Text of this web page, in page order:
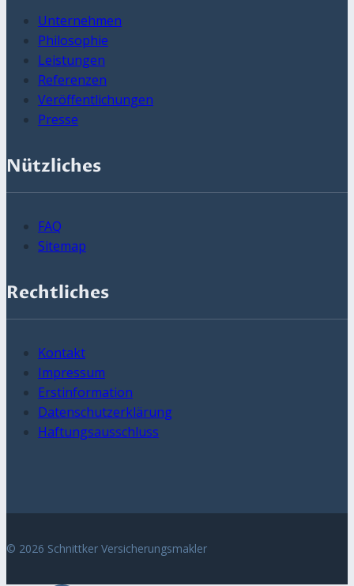
Unternehmen
Philosophie
Leistungen
Referenzen
Veröffentlichungen
Presse
Nützliches
FAQ
Sitemap
Rechtliches
Kontakt
Impressum
Erstinformation
Datenschutzerklärung
Haftungsausschluss
© 2026 Schnittker Versicherungsmakler